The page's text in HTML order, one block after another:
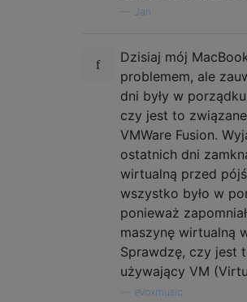
Jan
Dzisiaj mój
problemem, ale
dni były w
czy jest to
VMWare Fusion.
ostatnich dni
wirtualną przed
wszystko było w
ponieważ
maszynę wirtualną
Sprawdzę, czy jest
używający VM
eVoxmusic